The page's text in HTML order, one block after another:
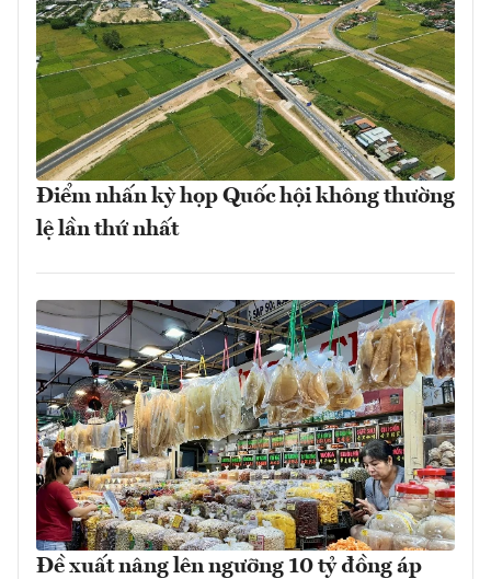
Điểm nhấn kỳ họp Quốc hội không thường
lệ lần thứ nhất
Đề xuất nâng lên ngưỡng 10 tỷ đồng áp